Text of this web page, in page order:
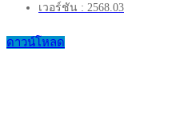
เวอร์ชัน : 2568.03
ดาวน์โหลด